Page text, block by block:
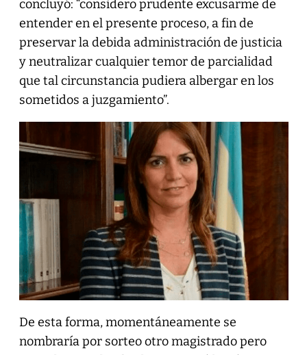
concluyó: “considero prudente excusarme de
entender en el presente proceso, a fin de
preservar la debida administración de justicia
y neutralizar cualquier temor de parcialidad
que tal circunstancia pudiera albergar en los
sometidos a juzgamiento”.
De esta forma, momentáneamente se
nombraría por sorteo otro magistrado pero